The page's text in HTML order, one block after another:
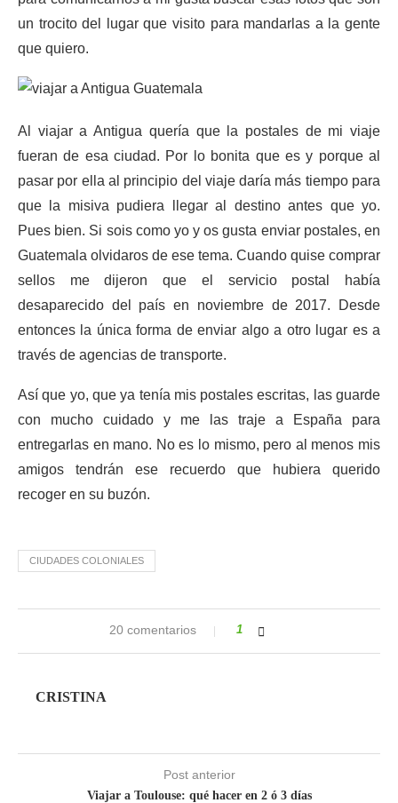
un trocito del lugar que visito para mandarlas a la gente
que quiero.
Al viajar a Antigua quería que la postales de mi viaje
fueran de esa ciudad. Por lo bonita que es y porque al
pasar por ella al principio del viaje daría más tiempo para
que la misiva pudiera llegar al destino antes que yo.
Pues bien. Si sois como yo y os gusta enviar postales, en
Guatemala olvidaros de ese tema. Cuando quise comprar
sellos me dijeron que el servicio postal había
desaparecido del país en noviembre de 2017. Desde
entonces la única forma de enviar algo a otro lugar es a
través de agencias de transporte.
Así que yo, que ya tenía mis postales escritas, las guarde
con mucho cuidado y me las traje a España para
entregarlas en mano. No es lo mismo, pero al menos mis
amigos tendrán ese recuerdo que hubiera querido
recoger en su buzón.
CIUDADES COLONIALES
20 comentarios 1
CRISTINA
Post anterior
Viajar a Toulouse: qué hacer en 2 ó 3 días